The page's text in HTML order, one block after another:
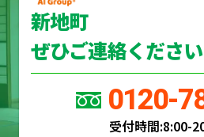
新地町
ぜひご連絡くださ
0120-
受付時間:8:00-